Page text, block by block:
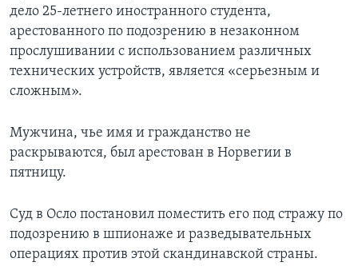
дело 25-летнего иностранного студента,
арестованного по подозрению в незаконном
прослушивании с использованием различных
технических устройств, является «серьезным и
сложным».
Мужчина, чье имя и гражданство не
раскрываются, был арестован в Норвегии в
пятницу.
Суд в Осло постановил поместить его под стражу по
подозрению в шпионаже и разведывательных
операциях против этой скандинавской страны.